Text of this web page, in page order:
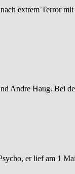
extrem Terror
Andre Haug. Bei
er lief am 1